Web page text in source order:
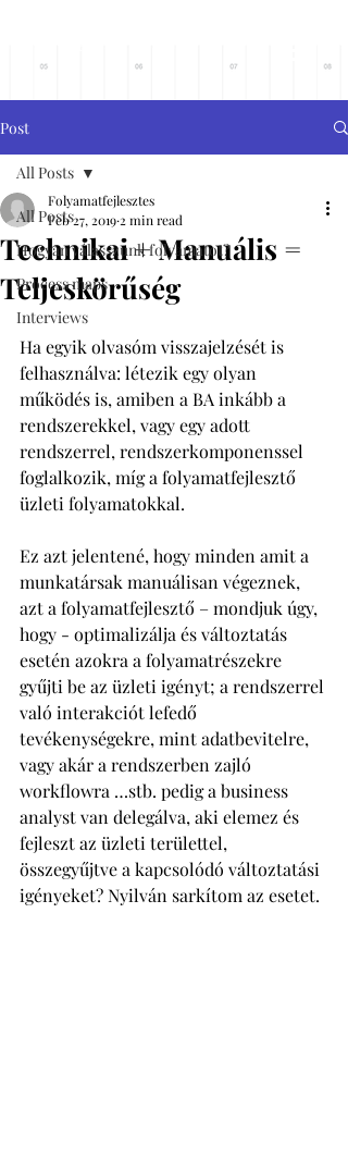
Post
All Posts
Hogyan válasszunk folyamatot?
Process maps
Interviews
All Posts
Technikai + Manuális =
Teljeskörűség
Folyamatfejlesztes
Feb 27, 2019 2 min read
Ha egyik olvasóm visszajelzését is
felhasználva: létezik egy olyan
működés is, amiben a BA inkább a
rendszerekkel, vagy egy adott
rendszerrel, rendszerkomponenssel
foglalkozik, míg a folyamatfejlesztő
üzleti folyamatokkal.
Ez azt jelentené, hogy minden amit a
munkatársak manuálisan végeznek,
azt a folyamatfejlesztő – mondjuk úgy,
hogy - optimalizálja és változtatás
esetén azokra a folyamatrészekre
gyűjti be az üzleti igényt; a rendszerrel
való interakciót lefedő
tevékenységekre, mint adatbevitelre,
vagy akár a rendszerben zajló
workflowra …stb. pedig a business
analyst van delegálva, aki elemez és
fejleszt az üzleti területtel,
összegyűjtve a kapcsolódó változtatási
igényeket? Nyilván sarkítom az esetet.